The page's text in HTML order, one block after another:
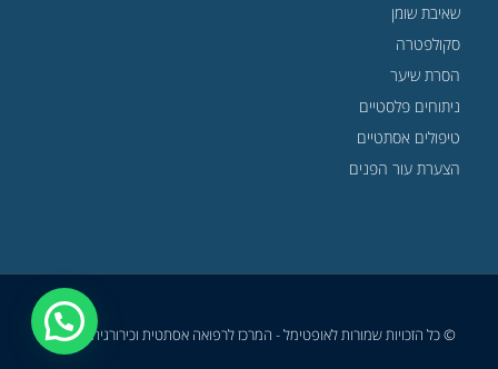
שאיבת שומן
סקולפטרה
הסרת שיער
ניתוחים פלסטיים
טיפולים אסתטיים
הצערת עור הפנים
© כל הזכויות שמורות לאופטימל - המרכז לרפואה אסתטית וכירורגיה פלסטית